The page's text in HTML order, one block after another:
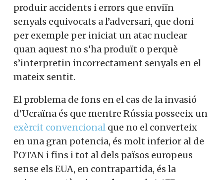
produir accidents i errors que enviïn
senyals equivocats a l’adversari, que doni
per exemple per iniciat un atac nuclear
quan aquest no s’ha produït o perquè
s’interpretin incorrectament senyals en el
mateix sentit.
El problema de fons en el cas de la invasió
d’Ucraïna és que mentre Rússia posseeix un
exèrcit convencional que no el converteix
en una gran potencia, és molt inferior al de
l’OTAN i fins i tot al dels països europeus
sense els EUA, en contrapartida, és la